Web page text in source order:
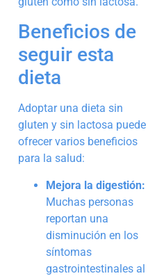
Beneficios de
seguir esta
dieta
Adoptar una dieta sin
gluten y sin lactosa puede
ofrecer varios beneficios
para la salud:
Mejora la digestión:
Muchas personas
reportan una
disminución en los
síntomas
gastrointestinales al